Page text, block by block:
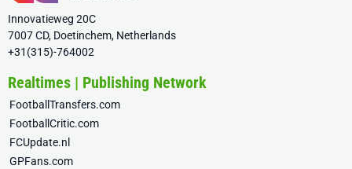
Innovatieweg 20C
7007 CD, Doetinchem, Netherlands
+31(315)-764002
Realtimes | Publishing Network
FootballTransfers.com
FootballCritic.com
FCUpdate.nl
GPFans.com